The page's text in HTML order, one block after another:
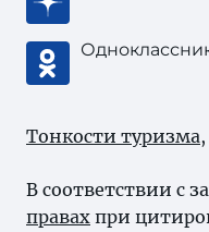
Тонкости туризма
В соответствии с
правах при